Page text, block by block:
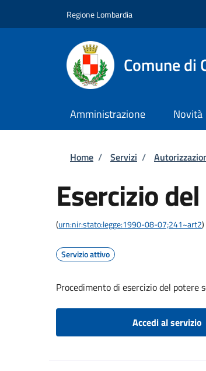
Regione Lombardia
Comune di
Amministrazione Novità
Briciole di
Home / Servizi /
Esercizio
(urn:nir:stato:legge:1990-08-07;241~art2)
Servizio attivo
Procedimento di esercizio del potere
Accedi al servizio